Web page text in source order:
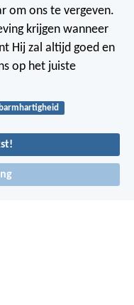
om ons te vergeven.
krijgen wanneer
Hij zal altijd goed en
op het juiste
barmhartigheid